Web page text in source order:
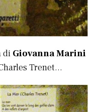
di Giovanna Marini
Trenet…